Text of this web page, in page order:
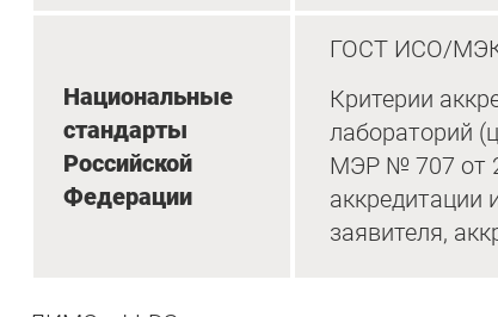
Национальные
стандарты
Российской
Федерации
ГОСТ ИСО/
Критерии
лабораторий
МЭР № 707 от
аккредитации
заявителя,